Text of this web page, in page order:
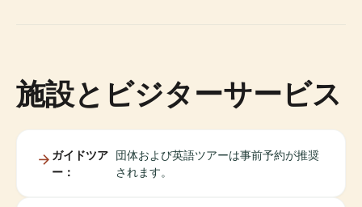
施設とビジターサービス
ガイドツア
ー：
団体および英語ツアーは事前予約が推奨
されます。